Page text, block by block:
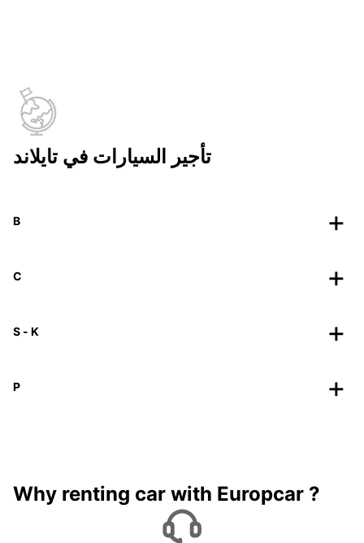
تأجير السيارات في تايلاند
B
C
S - K
P
Why renting car with Europcar ?